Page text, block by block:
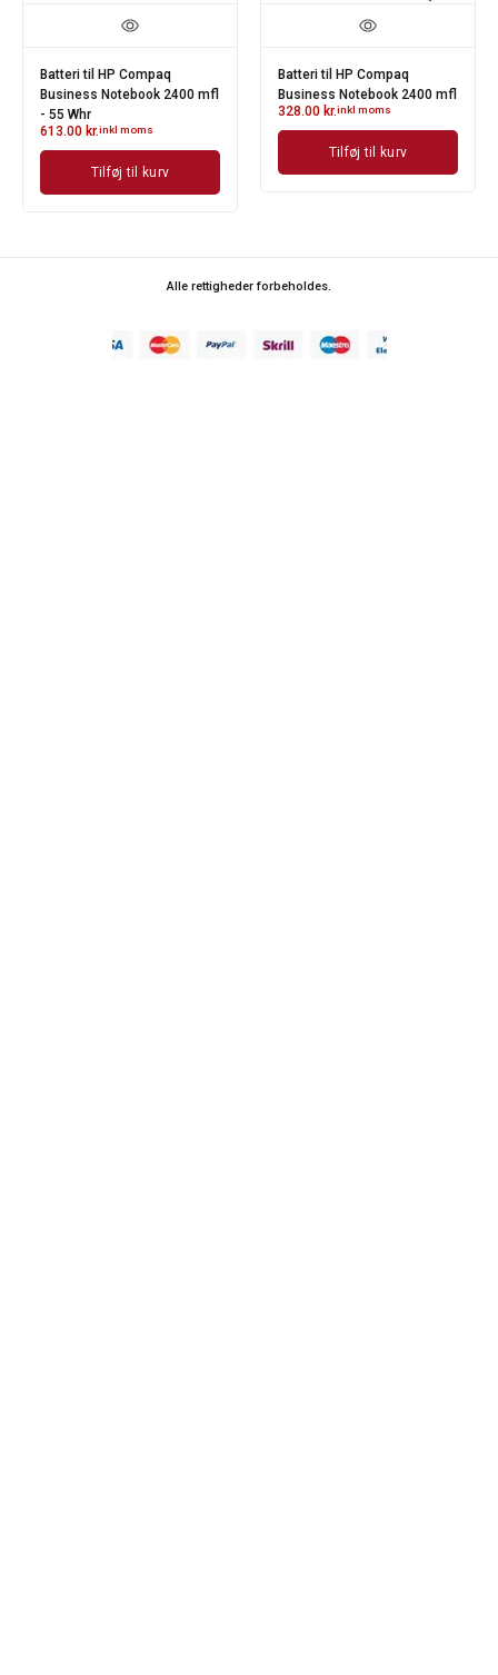
Batteri til HP Compaq
Business Notebook 2400 mfl
- 55 Whr
613.00 kr.inkl moms
Tilføj til kurv
Batteri til HP Compaq
Business Notebook 2400 mfl
328.00 kr.inkl moms
Tilføj til kurv
Alle rettigheder forbeholdes.